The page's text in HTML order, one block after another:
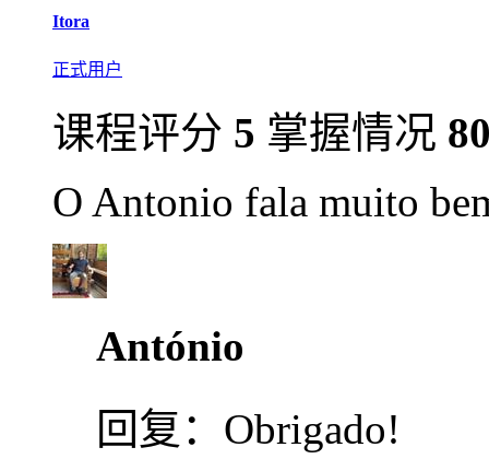
Itora
正式用户
课程评分 5 掌握情况
O Antonio fala muito
António
回复： Obrigado!